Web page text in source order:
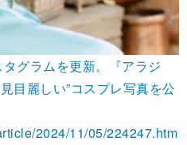
グラムを更新。『アラジ
目麗しい”コスプレ写真を公
2024/11/05/224247.htm